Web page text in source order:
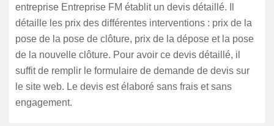
entreprise Entreprise FM établit un devis détaillé. Il
détaille les prix des différentes interventions : prix de la
pose de la pose de clôture, prix de la dépose et la pose
de la nouvelle clôture. Pour avoir ce devis détaillé, il
suffit de remplir le formulaire de demande de devis sur
le site web. Le devis est élaboré sans frais et sans
engagement.